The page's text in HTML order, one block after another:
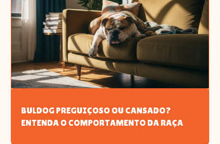
BULDOG PREGUIÇOSO OU CANSADO?
ENTENDA O COMPORTAMENTO DA RAÇA